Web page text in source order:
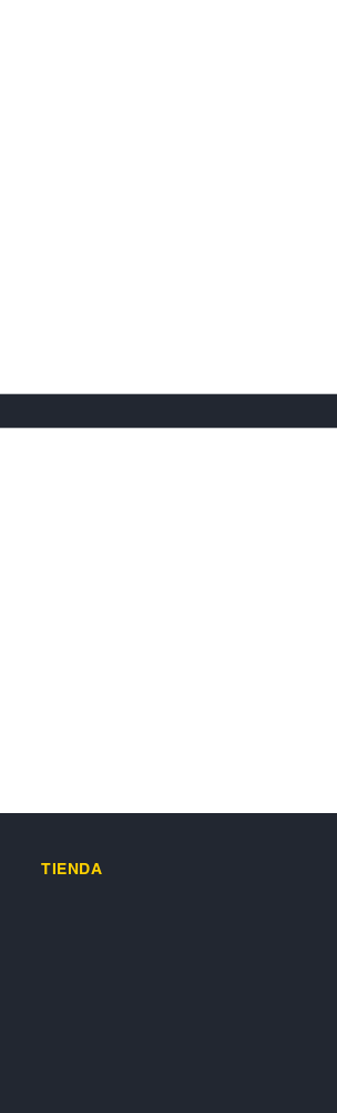
TIENDA